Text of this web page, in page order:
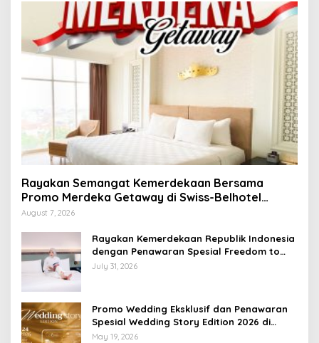
Rayakan Semangat Kemerdekaan Bersama
Promo Merdeka Getaway di Swiss-Belhotel
Lampung
August 7, 2026
Rayakan Kemerdekaan Republik Indonesia
dengan Penawaran Spesial Freedom to
Relax di Holiday Inn Lampung Bukit Randu
July 31, 2026
Promo Wedding Eksklusif dan Penawaran
Spesial Wedding Story Edition 2026 di
Swiss-Belhotel Lampung
May 19, 2026